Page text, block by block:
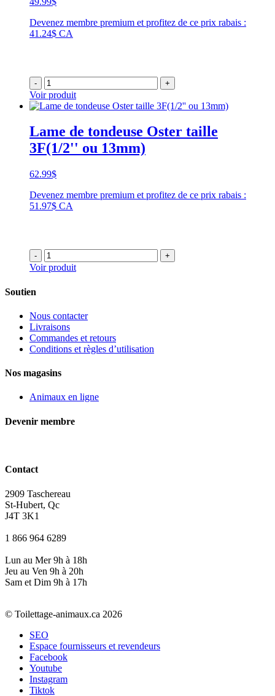
Devenez membre premium et profitez de ce prix rabais :
41.24$ CA
- +
Voir produit
Lame de tondeuse Oster taille
3F(1/2'' ou 13mm)
62.99$
Devenez membre premium et profitez de ce prix rabais :
51.97$ CA
- +
Voir produit
Soutien
Nous contacter
Livraisons
Commandes et retours
Conditions et règles d’utilisation
Nos magasins
Animaux en ligne
Devenir membre
Contact
2909 Taschereau
St-Hubert, Qc
J4T 3K1
1 866 964 6289
Lun au Mer 9h à 18h
Jeu au Ven 9h à 20h
Sam et Dim 9h à 17h
© Toilettage-animaux.ca 2026
SEO
Espace fournisseurs et revendeurs
Facebook
Youtube
Instagram
Tiktok